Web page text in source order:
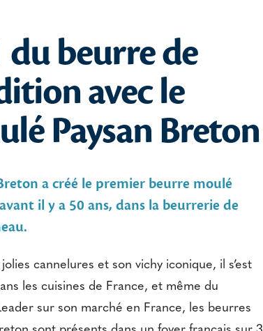
du beurre de
avec le
Paysan Breton
a créé le premier beurre moulé
il y a 50 ans, dans la beurrerie de
cannelures et son vichy iconique, il s’est
les cuisines de France, et même du
sur son marché en France, les beurres